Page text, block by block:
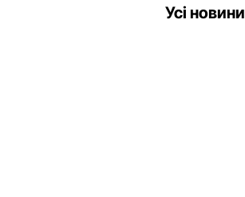
Усі новини